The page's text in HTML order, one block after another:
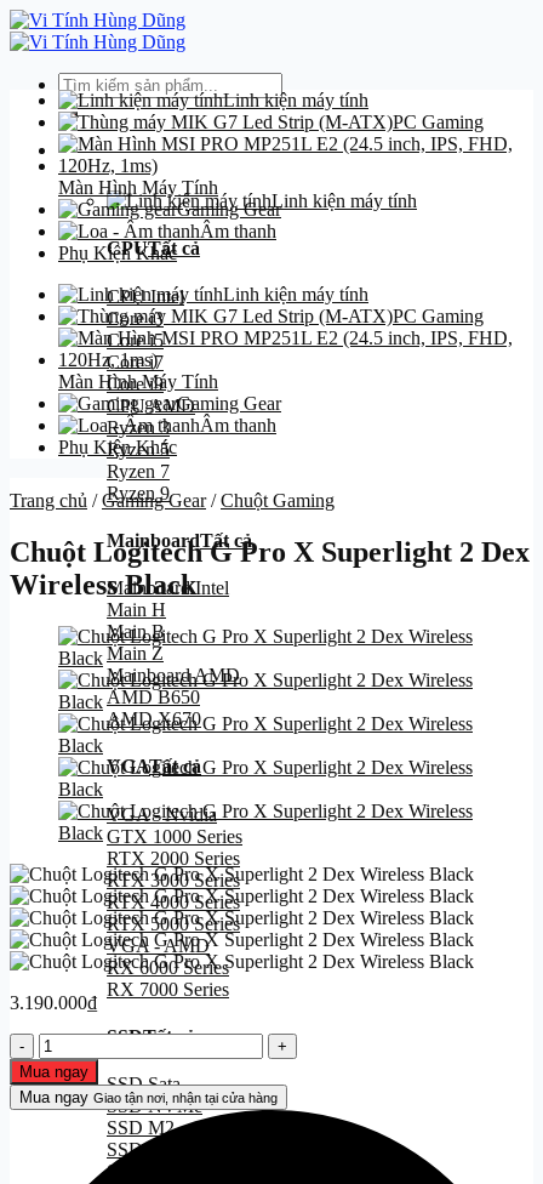
Bỏ
qua
dung
Tìm
kiếm:
Danh mục
Linh kiện máy tính
CPUTất cả
CPU Intel
Core i3
Core i5
Core i7
Core i9
CPU AMD
Ryzen 3
Ryzen 5
Ryzen 7
Ryzen 9
MainboardTất cả
Mainboard Intel
Main H
Main B
Main Z
Mainboard AMD
AMD B650
AMD X670
VGATất cả
VGA - Nvidia
GTX 1000 Series
RTX 2000 Series
RTX 3000 Series
RTX 4000 Series
RTX 5000 Series
VGA - AMD
RX 6000 Series
RX 7000 Series
SSDTất cả
SSD Sata
SSD NVMe
SSD M2
SSD M2 Gen 3
SSD M2 Gen 4
Linh kiện máy tính
PC Gaming
Màn Hình Máy Tính
Gaming Gear
Âm thanh
Phụ Kiện Khác
Linh kiện máy tính
PC Gaming
Màn Hình Máy Tính
Gaming Gear
Âm thanh
Phụ Kiện Khác
Trang chủ / Gaming Gear / Chuột Gaming
Chuột Logitech G Pro X Superlight 2 Dex
Wireless Black
3.190.000₫
Chuột
Logitech
G
Pro
Superlight
Mua ngay
Mua ngay Giao tận nơi, nhận tại cửa hàng